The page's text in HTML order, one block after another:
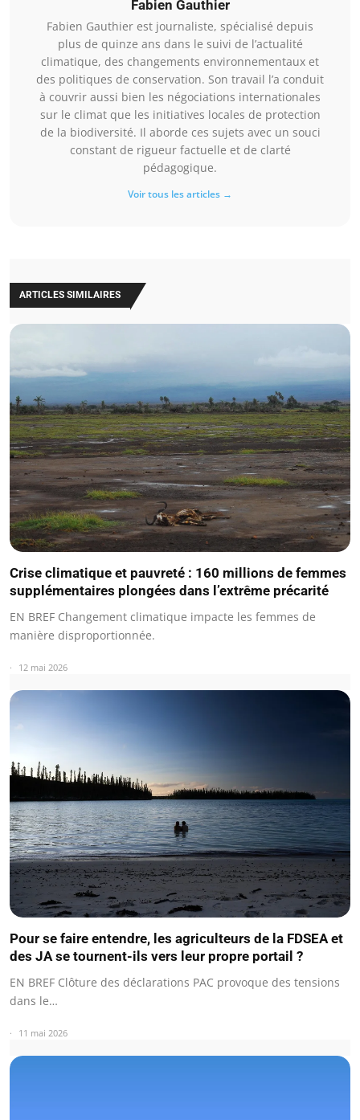
Fabien Gauthier
Fabien Gauthier est journaliste, spécialisé depuis
plus de quinze ans dans le suivi de l’actualité
climatique, des changements environnementaux et
des politiques de conservation. Son travail l’a conduit
à couvrir aussi bien les négociations internationales
sur le climat que les initiatives locales de protection
de la biodiversité. Il aborde ces sujets avec un souci
constant de rigueur factuelle et de clarté
pédagogique.
Voir tous les articles →
ARTICLES SIMILAIRES
Crise climatique et pauvreté : 160 millions de femmes
supplémentaires plongées dans l’extrême précarité
EN BREF Changement climatique impacte les femmes de
manière disproportionnée.
12 mai 2026
Pour se faire entendre, les agriculteurs de la FDSEA et
des JA se tournent-ils vers leur propre portail ?
EN BREF Clôture des déclarations PAC provoque des tensions
dans le…
11 mai 2026